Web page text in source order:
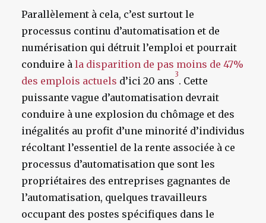
Parallèlement à cela, c’est surtout le
processus continu d’automatisation et de
numérisation qui détruit l’emploi et pourrait
conduire à la disparition de pas moins de 47%
des emplois actuels d’ici 20 ans
3
. Cette
puissante vague d’automatisation devrait
conduire à une explosion du chômage et des
inégalités au profit d’une minorité d’individus
récoltant l’essentiel de la rente associée à ce
processus d’automatisation que sont les
propriétaires des entreprises gagnantes de
l’automatisation, quelques travailleurs
occupant des postes spécifiques dans le